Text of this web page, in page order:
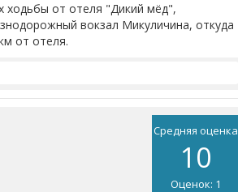
ходьбы от отеля "Дикий мёд",
вокзал Микуличина, откуда
от отеля.
Средняя оценка
10
Оценок: 1